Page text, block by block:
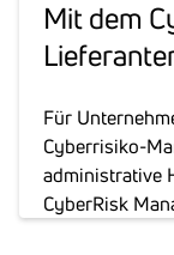
Mit dem
Für
Cyberrisiko-
administrative
CyberRisk